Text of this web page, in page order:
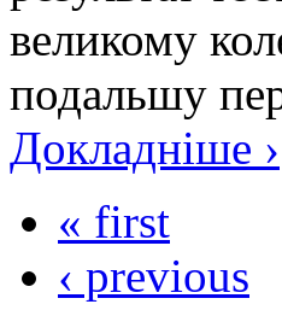
великому
подальшу
Докладніше ›
« first
‹ previous